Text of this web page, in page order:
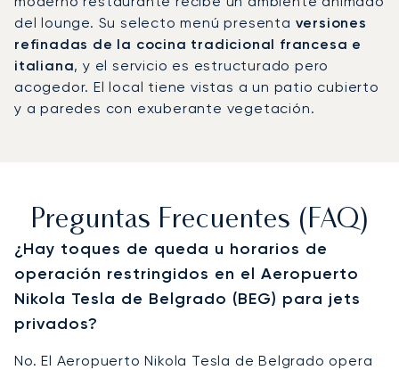
del lounge. Su selecto menú presenta versiones
refinadas de la cocina tradicional francesa e
italiana, y el servicio es estructurado pero
acogedor. El local tiene vistas a un patio cubierto
y a paredes con exuberante vegetación.
Preguntas Frecuentes (FAQ)
¿Hay toques de queda u horarios de
operación restringidos en el Aeropuerto
Nikola Tesla de Belgrado (BEG) para jets
privados?
No. El Aeropuerto Nikola Tesla de Belgrado opera